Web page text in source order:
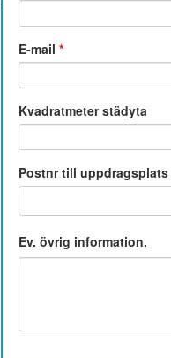
E-mail *
Kvadratmeter städyta
Postnr till uppdragsplats
Ev. övrig information.